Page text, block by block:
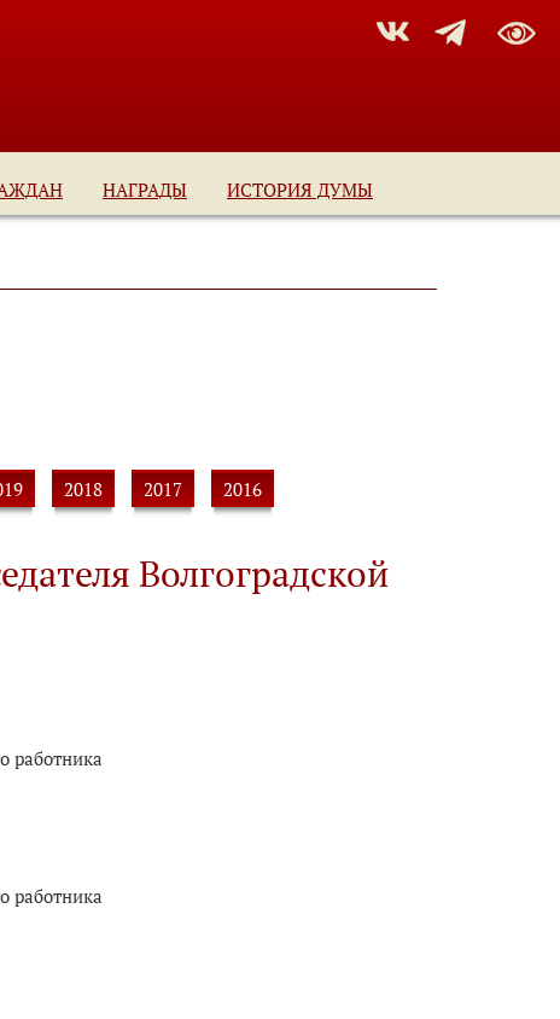
НАГРАДЫ ИСТОРИЯ ДУМЫ
2018 2017 2016
Волгоградской
работника
работника